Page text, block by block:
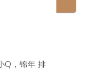
Q，锦年 排